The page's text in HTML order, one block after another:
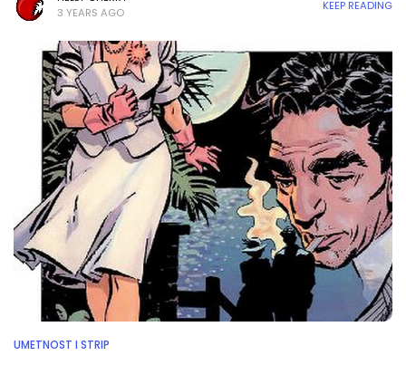
3 YEARS AGO
KEEP READING
UMETNOST I STRIP